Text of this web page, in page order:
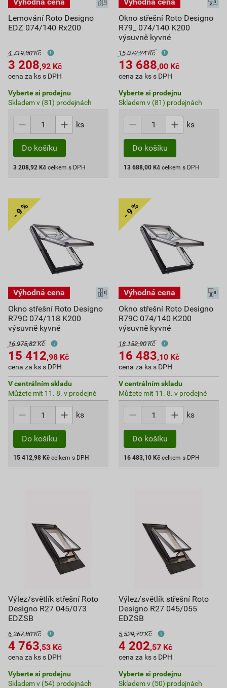
Lemování Roto Designo
EDZ 074/140 Rx200
4 719,00 Kč
3 208,92 Kč
cena za ks s DPH
Vyberte si prodejnu
Skladem v (81) prodejnách
ks
Do košíku
3 208,92 Kč celkem s DPH
Okno střešní Roto Designo
R79_ 074/140 K200
výsuvně kyvné
15 072,24 Kč
13 688,00 Kč
cena za ks s DPH
Vyberte si prodejnu
Skladem v (81) prodejnách
ks
Do košíku
13 688,00 Kč celkem s DPH
Okno střešní Roto Designo
R79C 074/118 K200
výsuvně kyvné
16 975,82 Kč
15 412,98 Kč
cena za ks s DPH
V centrálním skladu
Můžete mít 11. 8. v prodejně
ks
Do košíku
15 412,98 Kč celkem s DPH
Okno střešní Roto Designo
R79C 074/140 K200
výsuvně kyvné
18 152,90 Kč
16 483,10 Kč
cena za ks s DPH
V centrálním skladu
Můžete mít 11. 8. v prodejně
ks
Do košíku
16 483,10 Kč celkem s DPH
Výlez/světlík střešní Roto
Designo R27 045/073
EDZSB
6 267,80 Kč
4 763,53 Kč
cena za ks s DPH
Vyberte si prodejnu
Skladem v (54) prodejnách
Výlez/světlík střešní Roto
Designo R27 045/055
EDZSB
5 529,70 Kč
4 202,57 Kč
cena za ks s DPH
Vyberte si prodejnu
Skladem v (50) prodejnách